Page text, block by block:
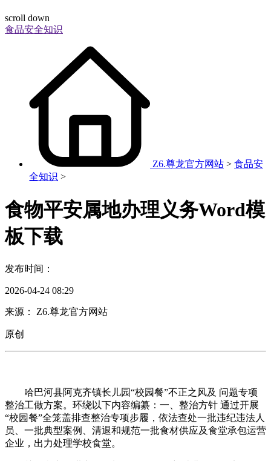
scroll down
食品安全知识
Z6.尊龙官方网站 > 食品安
全知识 >
食物平安属地办理义务Word模
板下载
发布时间：
2026-04-24 08:29
来源： Z6.尊龙官方网站
原创
哈巴河县阿克齐镇长儿园“校园餐”不正之风及 问题专项
整治工做方案。环绕以下内容编纂：一、整治方针 通过开展
“校园餐”全笼盖排查整治专项步履，依法查处一批违纪违法人
员、一批典型案例、清退和规范一批食材供应及食堂承包运营
企业，出力处理学校食堂。